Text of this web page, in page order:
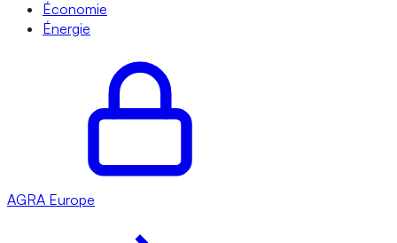
Économie
Énergie
AGRA Europe